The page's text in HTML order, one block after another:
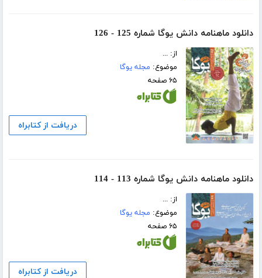
دانلود ماهنامه دانش یوگا شماره 125 - 126
از: ...
موضوع: مجله یوگا
۶۵ صفحه
دریافت از کتابراه
دانلود ماهنامه دانش یوگا شماره 113 - 114
از: ...
موضوع: مجله یوگا
۶۵ صفحه
دریافت از کتابراه